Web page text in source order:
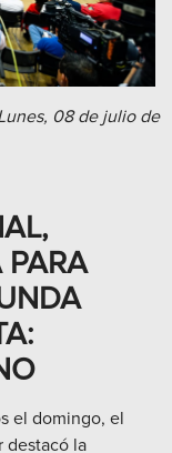
08 de julio de
PARA
el domingo, el
destacó la